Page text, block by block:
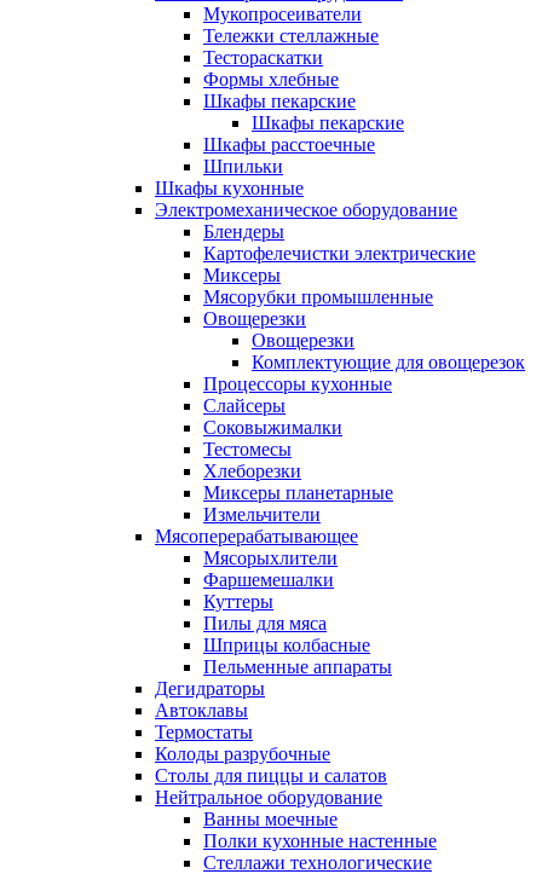
Мукопросеиватели
Тележки стеллажные
Тестораскатки
Формы хлебные
Шкафы пекарские
Шкафы пекарские
Шкафы расстоечные
Шпильки
Шкафы кухонные
Электромеханическое оборудование
Блендеры
Картофелечистки электрические
Миксеры
Мясорубки промышленные
Овощерезки
Овощерезки
Комплектующие для овощерезок
Процессоры кухонные
Слайсеры
Соковыжималки
Тестомесы
Хлеборезки
Миксеры планетарные
Измельчители
Мясоперерабатывающее
Мясорыхлители
Фаршемешалки
Куттеры
Пилы для мяса
Шприцы колбасные
Пельменные аппараты
Дегидраторы
Автоклавы
Термостаты
Колоды разрубочные
Столы для пиццы и салатов
Нейтральное оборудование
Ванны моечные
Полки кухонные настенные
Стеллажи технологические